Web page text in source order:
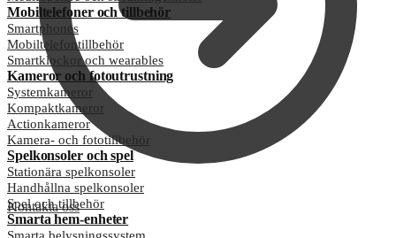
Kontakta oss
Mobiltelefoner och tillbehör
Smartphones
Mobiltelefontillbehör
Smartklockor och wearables
Kameror och fotoutrustning
Systemkameror
Kompaktkameror
Actionkameror
Kamera- och fototillbehör
Spelkonsoler och spel
Stationära spelkonsoler
Handhållna spelkonsoler
Spel och tillbehör
Smarta hem-enheter
Smarta belysningssystem